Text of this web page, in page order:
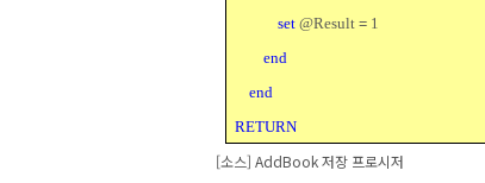
set@Result= 1
end
end
RETURN
[소스] AddBook저장 프로시저